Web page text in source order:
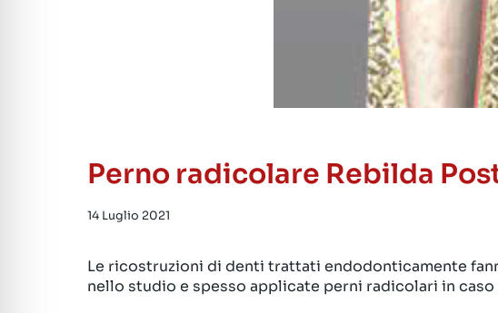
Perno radicolare Rebilda
14 Luglio 2021
Le ricostruzioni di denti trattati endodonticamente
nello studio e spesso applicate perni radicolari in